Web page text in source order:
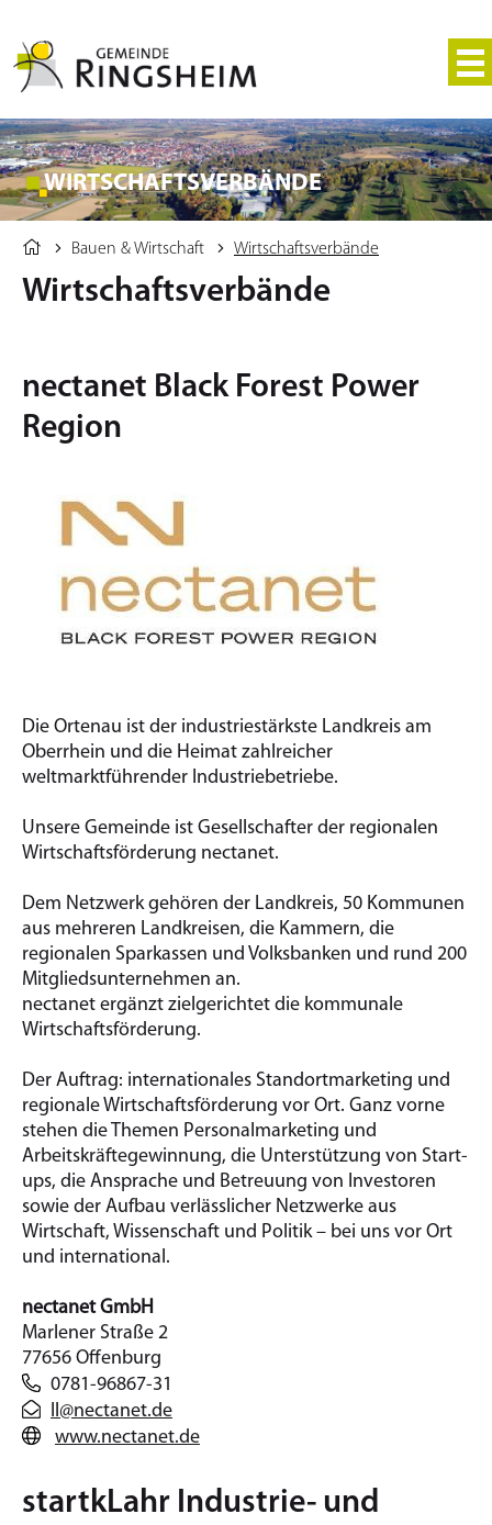
WIRTSCHAFTSVERBÄNDE
Bauen & Wirtschaft Wirtschaftsverbände
Wirtschaftsverbände
nectanet Black Forest Power
Region
Die Ortenau ist der industriestärkste Landkreis am
Oberrhein und die Heimat zahlreicher
weltmarktführender Industriebetriebe.
Unsere Gemeinde ist Gesellschafter der regionalen
Wirtschaftsförderung nectanet.
Dem Netzwerk gehören der Landkreis, 50 Kommunen
aus mehreren Landkreisen, die Kammern, die
regionalen Sparkassen und Volksbanken und rund 200
Mitgliedsunternehmen an.
nectanet ergänzt zielgerichtet die kommunale
Wirtschaftsförderung.
Der Auftrag: internationales Standortmarketing und
regionale Wirtschaftsförderung vor Ort. Ganz vorne
stehen die Themen Personalmarketing und
Arbeitskräftegewinnung, die Unterstützung von Start-
ups, die Ansprache und Betreuung von Investoren
sowie der Aufbau verlässlicher Netzwerke aus
Wirtschaft, Wissenschaft und Politik – bei uns vor Ort
und international.
nectanet GmbH
Marlener Straße 2
77656 Offenburg
0781-96867-31
Il@nectanet.de
www.nectanet.de
startkLahr Industrie- und